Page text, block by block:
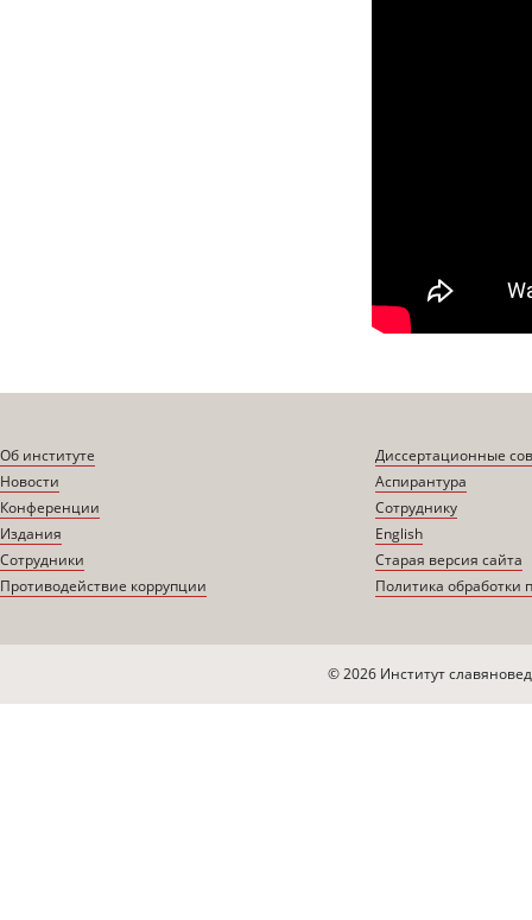
Об институте
Новости
Конференции
Издания
Сотрудники
Противодействие коррупции
Диссертационные
Аспирантура
Сотруднику
English
Старая версия сайта
Политика обработки
© 2026 Институт